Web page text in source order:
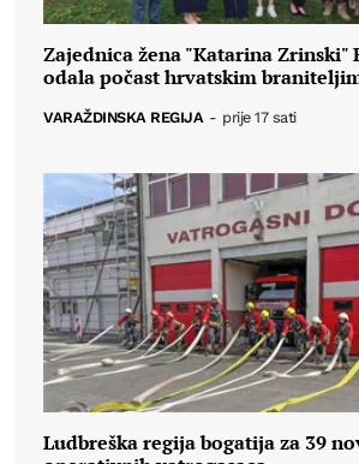
Zajednica žena "Katarina Zrinski"
odala počast hrvatskim
VARAŽDINSKA REGIJA - prije 17 sati
Ludbreška regija bogatija za 39